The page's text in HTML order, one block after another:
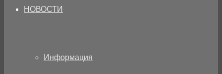
НОВОСТИ
Информация